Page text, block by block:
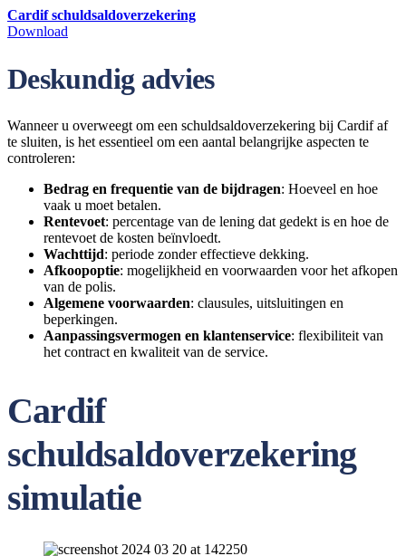
Cardif schuldsaldoverzekering
Download
Deskundig advies
Wanneer u overweegt om een schuldsaldoverzekering bij Cardif af
te sluiten, is het essentieel om een aantal belangrijke aspecten te
controleren:
Bedrag en frequentie van de bijdragen: Hoeveel en hoe
vaak u moet betalen.
Rentevoet: percentage van de lening dat gedekt is en hoe de
rentevoet de kosten beïnvloedt.
Wachttijd: periode zonder effectieve dekking.
Afkoopoptie: mogelijkheid en voorwaarden voor het afkopen
van de polis.
Algemene voorwaarden: clausules, uitsluitingen en
beperkingen.
Aanpassingsvermogen en klantenservice: flexibiliteit van
het contract en kwaliteit van de service.
Cardif
schuldsaldoverzekering
simulatie